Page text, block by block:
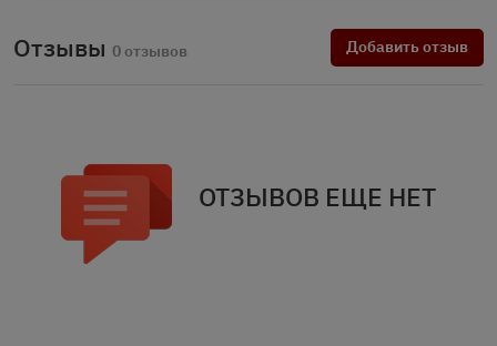
Отзывы 0 отзывов Добавить отзыв
ОТЗЫВОВ ЕЩЕ НЕТ